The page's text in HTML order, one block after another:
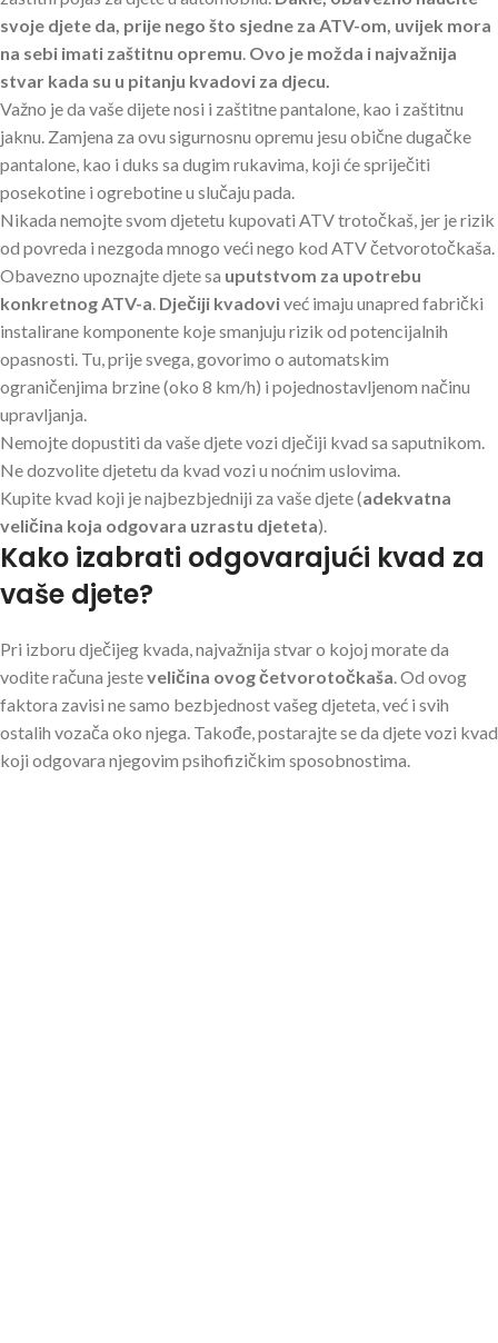
svoje djete da, prije nego što sjedne za ATV-om, uvijek mora
na sebi imati zaštitnu opremu Ovo je možda i najvažnija
stvar kada su u pitanju kvadovi za djecu.
Važno je da vaše dijete nosi i zaštitne pantalone, kao i zaštitnu
jaknu. Zamjena za ovu sigurnosnu opremu jesu obične dugačke
pantalone, kao i duks sa dugim rukavima, koji će spriječiti
posekotine i ogrebotine u slučaju pada.
Nikada nemojte svom djetetu kupovati ATV trotočkaš, jer je rizik
od povreda i nezgoda mnogo veći nego kod ATV četvorotočkaša.
Obavezno upoznajte djete sa uputstvom za upotrebu
konkretnog ATV-a Dječiji kvadoviveć imaju unapred fabrički
instalirane komponente koje smanjuju rizik od potencijalnih
opasnosti. Tu, prije svega, govorimo o automatskim
ograničenjima brzine (oko 8 km/h) i pojednostavljenom načinu
upravljanja.
Nemojte dopustiti da vaše djete vozi dječiji kvad sa saputnikom.
Ne dozvolite djetetu da kvad vozi u noćnim uslovima.
Kupite kvad koji je najbezbjedniji za vaše djete (adekvatna
veličina koja odgovara uzrastu djeteta).
Kako izabrati odgovarajući kvad za
vaše djete?
Pri izboru dječijeg kvada, najvažnija stvar o kojoj morate da
vodite računa jesteveličina ovog četvorotočkaša . Od ovog
faktora zavisi ne samo bezbjednost vašeg djeteta, već i svih
ostalih vozača oko njega. Takođe, postarajte se da djete vozi kvad
koji odgovara njegovim psihofizičkim sposobnostima.